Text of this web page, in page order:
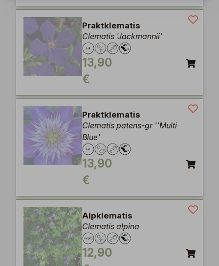
Praktklematis
Clematis 'Jackmannii'
13,90
€
Praktklematis
Clematis patens-gr ''Multi
Blue'
13,90
€
Alpklematis
Clematis alpina
12,90